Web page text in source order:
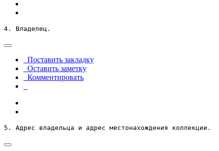
4. Владелец.
Поставить закладку
Оставить заметку
Комментировать
5. Адрес владельца и адрес местонахождения коллекции.